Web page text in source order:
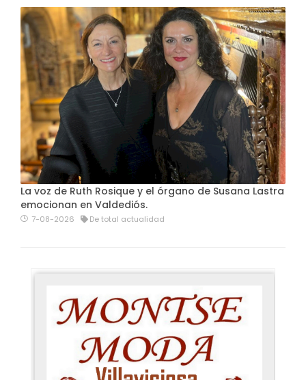
La voz de Ruth Rosique y el órgano de Susana Lastra
emocionan en Valdediós.
7-08-2026 De total actualidad